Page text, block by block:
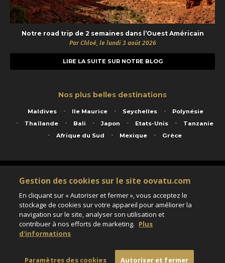
Notre road trip de 2 semaines dans l’Ouest Américain
Par Chloé, le lundi 3 août 2026
LIRE LA SUITE SUR NOTRE BLOG
Nos plus belles destinations
Maldives Ile Maurice Seychelles
Polynésie
Thaïlande
Bali Japon Etats-Unis
Tanzanie
Afrique du Sud
Mexique Grèce
Service animé par Nautil Voyages - 22 rue Georges Picquart 75017 Paris - S.A.S
au capital de 155 696 euros - RCS Paris B 423 671 973 - Code APE 7911Z
Matricule Atout France IM075100020 - Garantie financière Groupama - Agrément IATA
Assurance responsabilité civile et professionnelle HISCOX RCP0081066
Paramètres des cookies
Gestion des cookies sur le site oovatu.com
En cliquant sur « Autoriser et fermer », vous acceptez le
stockage de cookies sur votre appareil pour améliorer la
navigation sur le site, analyser son utilisation et
contribuer à nos efforts de marketing. Plus
d'informations
Paramètres des cookies Autoriser et fermer